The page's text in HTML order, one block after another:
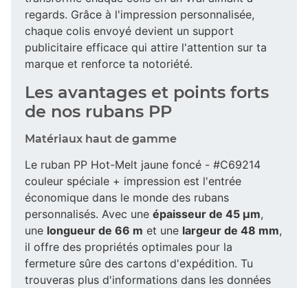
regards. Grâce à l'impression personnalisée,
chaque colis envoyé devient un support
publicitaire efficace qui attire l'attention sur ta
marque et renforce ta notoriété.
Les avantages et points forts
de nos rubans PP
Matériaux haut de gamme
Le ruban PP Hot-Melt jaune foncé - #C69214
couleur spéciale + impression est l'entrée
économique dans le monde des rubans
personnalisés. Avec une épaisseur de 45 µm,
une longueur de 66 m et une largeur de 48 mm,
il offre des propriétés optimales pour la
fermeture sûre des cartons d'expédition. Tu
trouveras plus d'informations dans les données